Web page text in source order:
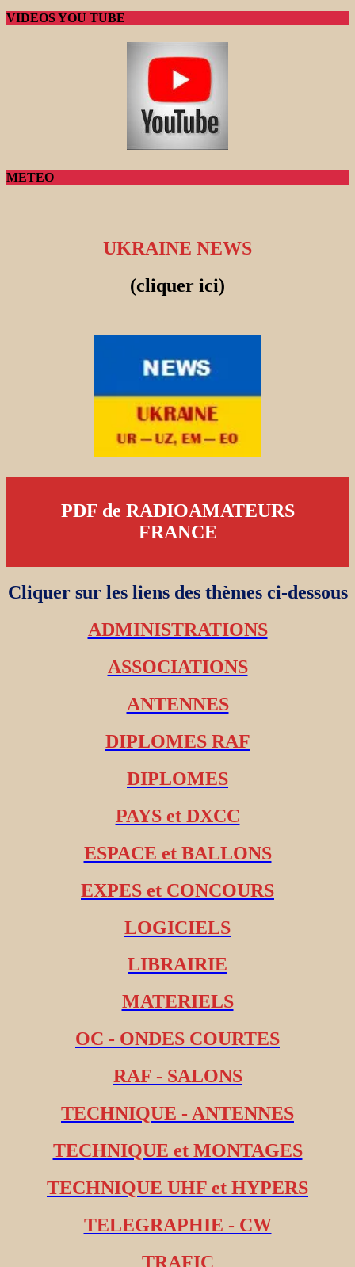
VIDEOS YOU TUBE
METEO
UKRAINE NEWS
(cliquer ici)
PDF de RADIOAMATEURS
FRANCE
Cliquer sur les liens des thèmes ci-dessous
ADMINISTRATIONS
ASSOCIATIONS
ANTENNES
DIPLOMES RAF
DIPLOMES
PAYS et DXCC
ESPACE et BALLONS
EXPES et CONCOURS
LOGICIELS
LIBRAIRIE
MATERIELS
OC - ONDES COURTES
RAF - SALONS
TECHNIQUE - ANTENNES
TECHNIQUE et MONTAGES
TECHNIQUE UHF et HYPERS
TELEGRAPHIE - CW
TRAFIC